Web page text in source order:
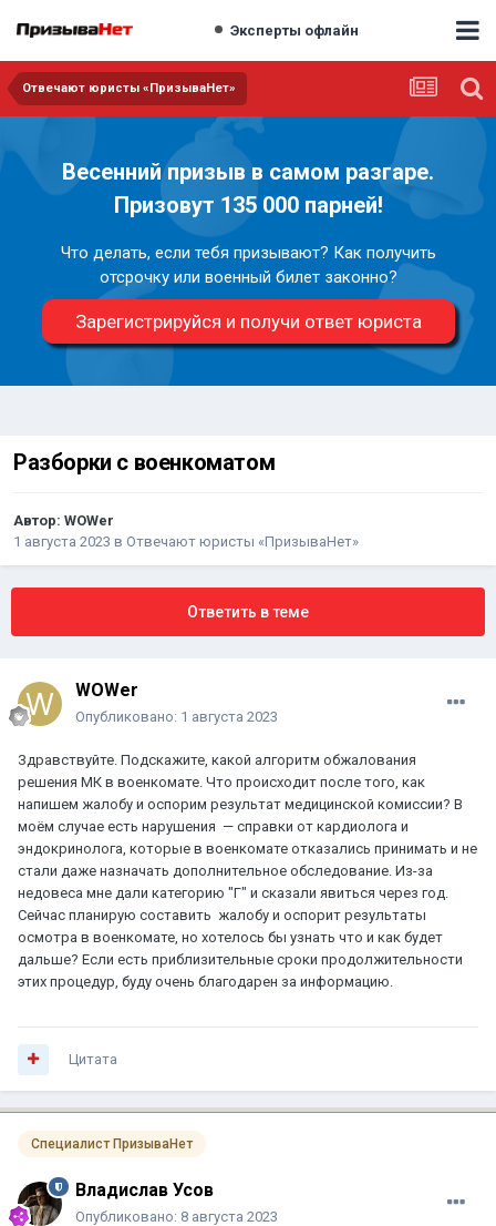
Эксперты офлайн
Отвечают юристы «ПризываНет»
Весенний призыв в самом разгаре.
Призовут 135 000 парней!
Что делать, если тебя призывают? Как получить
отсрочку или военный билет законно?
Зарегистрируйся и получи ответ юриста
Разборки с военкоматом
Автор: WOWer
1 августа 2023 в Отвечают юристы «ПризываНет»
Ответить в теме
WOWer
Опубликовано: 1 августа 2023
Здравствуйте. Подскажите, какой алгоритм обжалования
решения МК в военкомате. Что происходит после того, как
напишем жалобу и оспорим результат медицинской комиссии? В
моём случае есть нарушения — справки от кардиолога и
эндокринолога, которые в военкомате отказались принимать и не
стали даже назначать дополнительное обследование. Из-за
недовеса мне дали категорию "Г" и сказали явиться через год.
Сейчас планирую составить жалобу и оспорит результаты
осмотра в военкомате, но хотелось бы узнать что и как будет
дальше? Если есть приблизительные сроки продолжительности
этих процедур, буду очень благодарен за информацию.
Цитата
Специалист ПризываНет
Владислав Усов
Опубликовано: 8 августа 2023